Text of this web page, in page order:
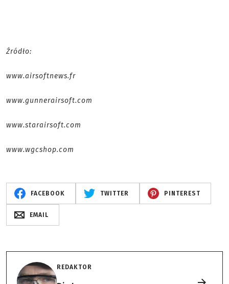
Źródło:
www.airsoftnews.fr
www.gunnerairsoft.com
www.starairsoft.com
www.wgcshop.com
FACEBOOK TWITTER PINTEREST
EMAIL
REDAKTOR